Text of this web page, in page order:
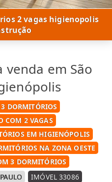
2 vagas higienopolis
em São
DORMITÓRIOS
COM 2 VAGAS
EM HIGIENÓPOLIS
NA ZONA OESTE
3 DORMITÓRIOS
IMÓVEL 33086